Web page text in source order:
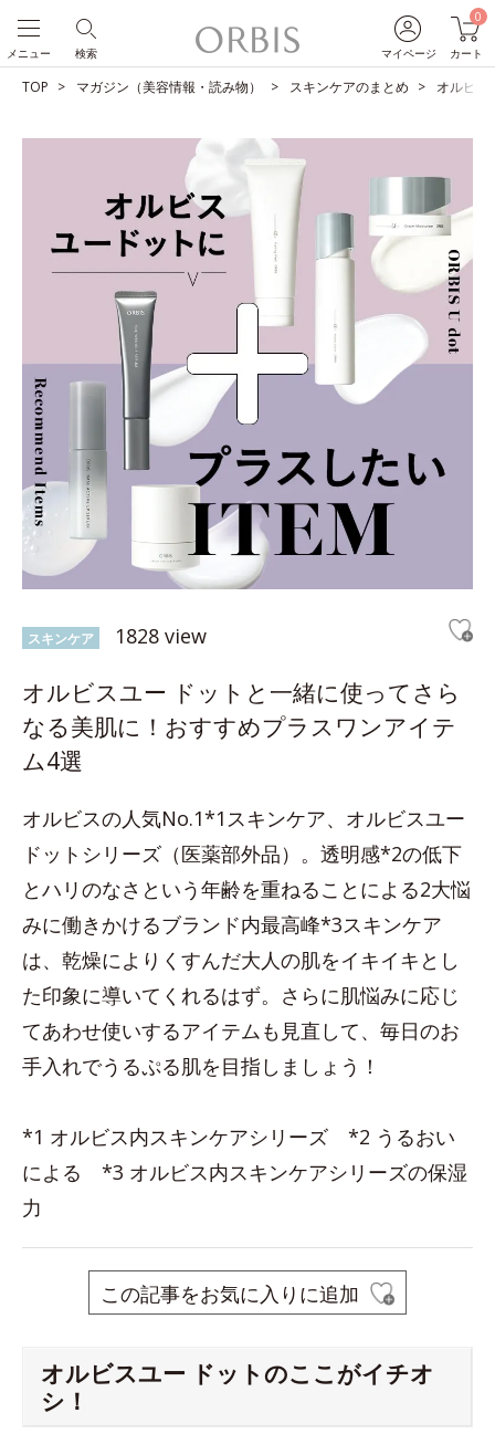
マイページ
0
カート
検索
メニュー
TOP マガジン（美容情報・読み物） スキンケアのまとめ オルビス
スキンケア 1828 view
オルビスユー ドットと一緒に使ってさら
なる美肌に！おすすめプラスワンアイテ
ム4選
オルビスの人気No.1*1スキンケア、オルビスユー
ドットシリーズ（医薬部外品）。透明感*2の低下
とハリのなさという年齢を重ねることによる2大悩
みに働きかけるブランド内最高峰*3スキンケア
は、乾燥によりくすんだ大人の肌をイキイキとし
た印象に導いてくれるはず。さらに肌悩みに応じ
てあわせ使いするアイテムも見直して、毎日のお
手入れでうるぷる肌を目指しましょう！
*1 オルビス内スキンケアシリーズ *2 うるおい
による *3 オルビス内スキンケアシリーズの保湿
力
この記事をお気に入りに追加
オルビスユー ドットのここがイチオ
シ！